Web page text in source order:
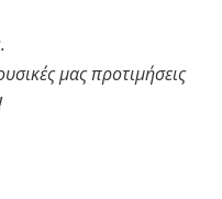
μας προτιμήσεις